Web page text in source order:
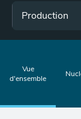
Menu
Production
Vue
d'ensemble